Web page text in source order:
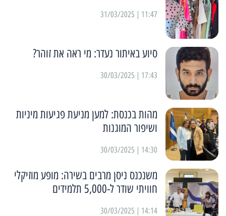
11:47 | 31/03/2025
סיוע באיתור נעדר: מי ראה את זוהר?
17:43 | 30/03/2025
מהות בכנסת: למען מניעת פגיעות מיניות
ושיפור המוגנות
14:30 | 30/03/2025
משנכנס ניסן מרבים בשירה: מופע מוזיקלי
חוויתי שודר ל-5,000 תלמידים
14:14 | 30/03/2025